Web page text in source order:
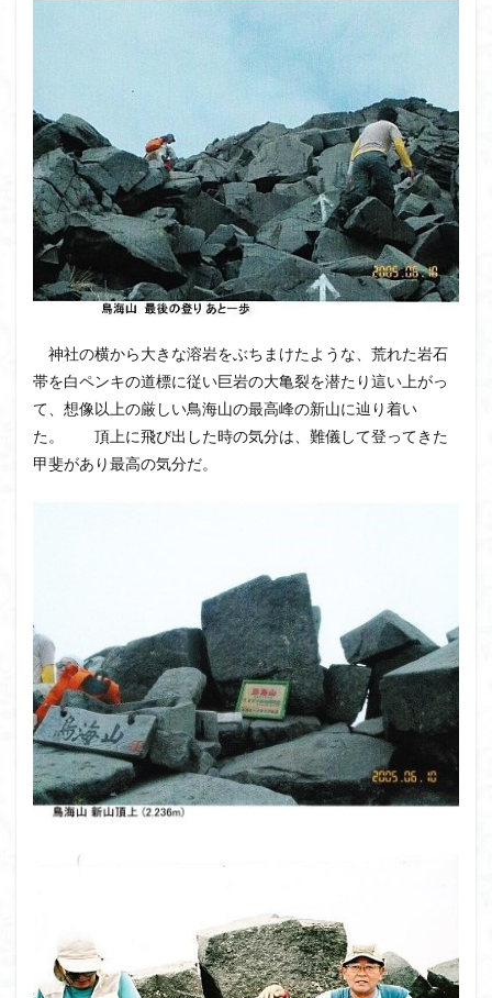
神社の横から大きな溶岩をぶちまけたような、荒れた岩石
帯を白ペンキの道標に従い巨岩の大亀裂を潜たり這い上がっ
て、想像以上の厳しい鳥海山の最高峰の新山に辿り着い
た。 頂上に飛び出した時の気分は、難儀して登ってきた
甲斐があり最高の気分だ。